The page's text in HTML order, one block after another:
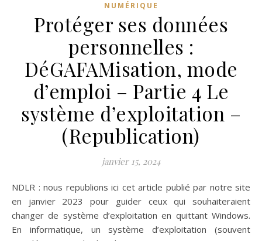
NUMÉRIQUE
Protéger ses données
personnelles :
DéGAFAMisation, mode
d’emploi – Partie 4 Le
système d’exploitation –
(Republication)
janvier 15, 2024
NDLR : nous republions ici cet article publié par notre site
en janvier 2023 pour guider ceux qui souhaiteraient
changer de système d’exploitation en quittant Windows.
En informatique, un système d’exploitation (souvent